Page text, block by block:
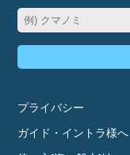
プライバシー
ガイド・イントラ様へ